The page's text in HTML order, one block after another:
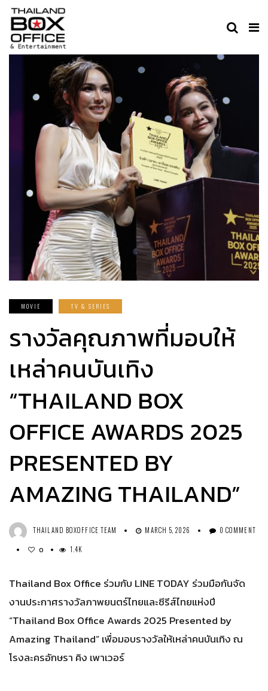
MOVIE TV & SERIES
รางวัลคุณภาพที่มอบให้
เหล่าคนบันเทิง
“THAILAND BOX
OFFICE AWARDS 2025
PRESENTED BY
AMAZING THAILAND”
THAILAND BOXOFFICE TEAM MARCH 5, 2026 0 COMMENT
0 1.4K
Thailand Box Office ร่วมกับ LINE TODAY ร่วมมือกันจัด
งานประกาศรางวัลภาพยนตร์ไทยและซีรีส์ไทยแห่งปี
“Thailand Box Office Awards 2025 Presented by
Amazing Thailand” เพื่อมอบรางวัลให้เหล่าคนบันเทิง ณ
โรงละครอักษรา คิง เพาเวอร์